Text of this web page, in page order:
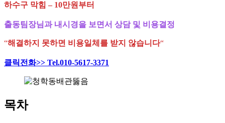
하수구 막힘 – 10만원부터
출동팀장님과 내시경을 보면서 상담 및 비용결정
“해결하지 못하면 비용일체를 받지 않습니다“
클릭전화>> Tel.010-5617-3371
목차